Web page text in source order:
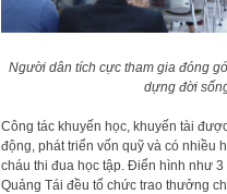
Người dân tích cực tham gia đóng
dựng đời
Công tác khuyến học, khuyến tài
động, phát triển vốn quỹ và có nhiều
cháu thi đua học tập. Điển hình như
Quảng Tái đều tổ chức trao thưởng